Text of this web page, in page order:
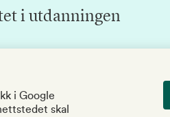
i utdanningen
i Google
skal